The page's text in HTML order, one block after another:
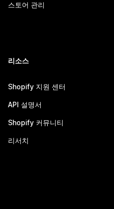
스토어 관리
리소스
Shopify 지원 센터
API 설명서
Shopify 커뮤니티
리서치